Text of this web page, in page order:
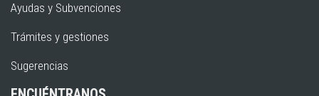
Ayudas y Subvenciones
Trámites y gestiones
Sugerencias